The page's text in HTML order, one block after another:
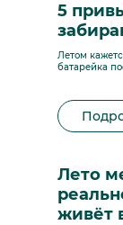
5
Летом
батарейка
Лето
живёт